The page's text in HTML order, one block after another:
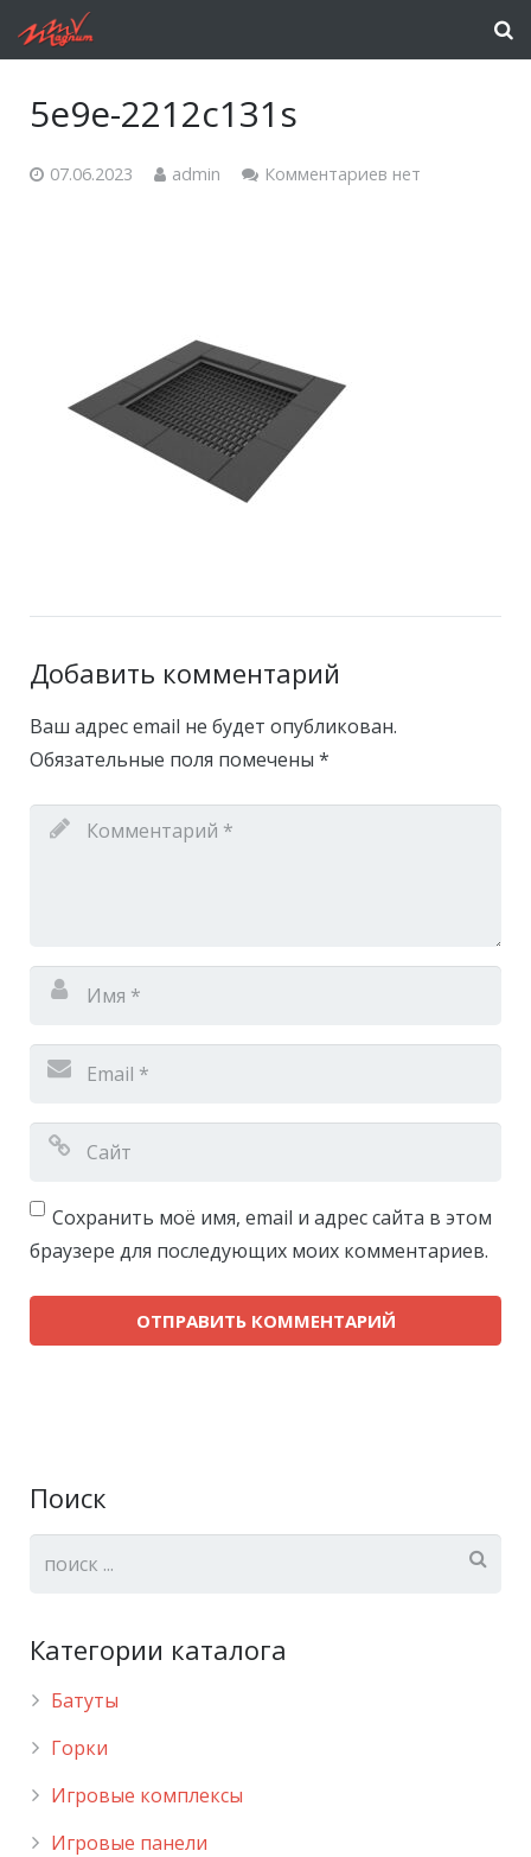
5e9e-2212c131s
07.06.2023 admin Комментариев нет
Добавить комментарий
Ваш адрес email не будет опубликован.
Обязательные поля помечены *
Сохранить моё имя, email и адрес сайта в этом
браузере для последующих моих комментариев.
Поиск
Категории каталога
Батуты
Горки
Игровые комплексы
Игровые панели